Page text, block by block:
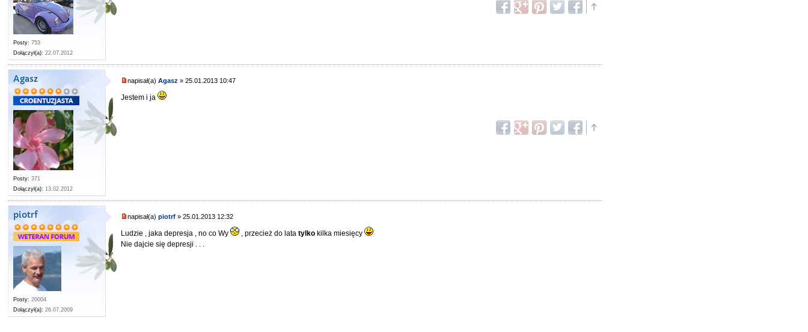
Posty: 753
Dołączył(a): 22.07.2012
Agasz
Posty: 371
Dołączył(a): 13.02.2012
napisał(a)Agasz » 25.01.2013 10:47
Jestem i ja
piotrf
Posty: 20004
Dołączył(a): 26.07.2009
napisał(a)piotrf » 25.01.2013 12:32
Ludzie , jaka depresja , no co Wy , przecież do latatylko kilka miesięcy
Nie dajcie się depresji . . .